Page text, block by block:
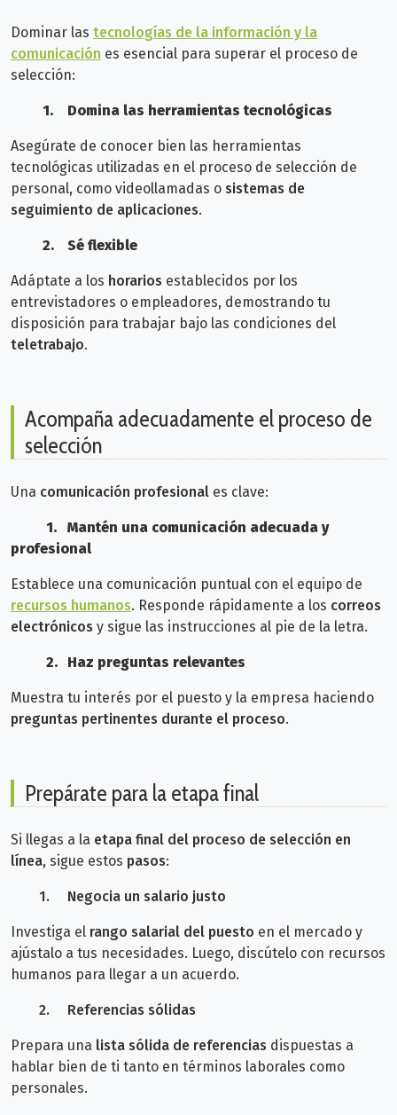
Dominar las tecnologías de la información y la
comunicación es esencial para superar el proceso de
selección:
1. Domina las herramientas tecnológicas
Asegúrate de conocer bien las herramientas
tecnológicas utilizadas en el proceso de selección de
personal, como videollamadas o sistemas de
seguimiento de aplicaciones.
2. Sé flexible
Adáptate a los horarios establecidos por los
entrevistadores o empleadores, demostrando tu
disposición para trabajar bajo las condiciones del
teletrabajo.
Acompaña adecuadamente el proceso de
selección
Una comunicación profesional es clave:
1.
Mantén una comunicación adecuada y
profesional
Establece una comunicación puntual con el equipo de
recursos humanos. Responde rápidamente a los correos
electrónicos y sigue las instrucciones al pie de la letra.
2. Haz preguntas relevantes
Muestra tu interés por el puesto y la empresa haciendo
preguntas pertinentes durante el proceso.
Prepárate para la etapa final
Si llegas a la etapa final del proceso de selección en
línea, sigue estos pasos:
1. Negocia un salario justo
Investiga el rango salarial del puesto en el mercado y
ajústalo a tus necesidades. Luego, discútelo con recursos
humanos para llegar a un acuerdo.
2. Referencias sólidas
Prepara una lista sólida de referencias dispuestas a
hablar bien de ti tanto en términos laborales como
personales.